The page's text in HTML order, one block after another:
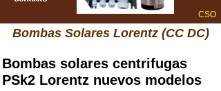
Bombas solares centrifugas
PSk2 Lorentz nuevos modelos
Bombas Solares Lorentz (CC DC)
CSO